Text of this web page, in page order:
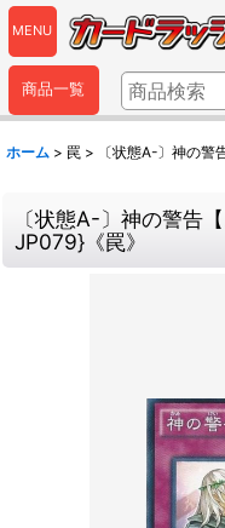
MENU
商品一覧
ホーム > 罠 > 〔状態A-〕神の警
〔状態A-〕神の警告
JP079}《罠》